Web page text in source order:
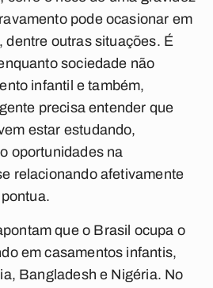
pode ocasionar em
dentre outras situações. É
sociedade não
infantil e também,
precisa entender que
estar estudando,
oportunidades na
relacionando afetivamente
que o Brasil ocupa o
em casamentos infantis,
Bangladesh e Nigéria. No